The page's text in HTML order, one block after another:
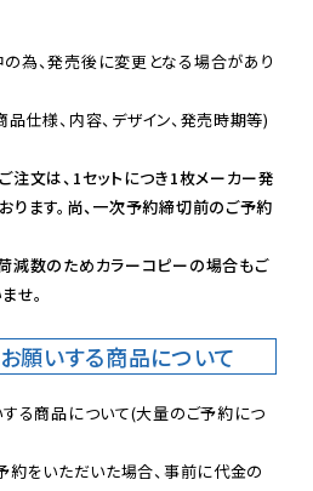
為、発売後に変更となる場合があり
仕様、内容、デザイン、発売時期等)
文は、1セットにつき1枚メーカー発
ります。尚、一次予約締切前のご予約
減数のためカラーコピーの場合もご
せ。
願いする商品について
る商品について(大量のご予約につ
をいただいた場合、事前に代金の